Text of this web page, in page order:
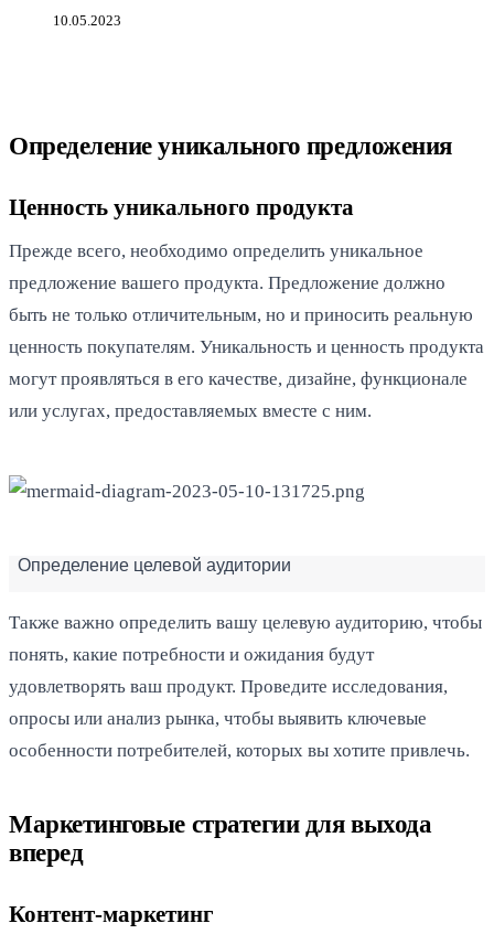
10.05.2023
Определение уникального предложения
Ценность уникального продукта
Прежде всего, необходимо определить уникальное
предложение вашего продукта. Предложение должно
быть не только отличительным, но и приносить реальную
ценность покупателям. Уникальность и ценность продукта
могут проявляться в его качестве, дизайне, функционале
или услугах, предоставляемых вместе с ним.
Определение целевой аудитории
Также важно определить вашу целевую аудиторию, чтобы
понять, какие потребности и ожидания будут
удовлетворять ваш продукт. Проведите исследования,
опросы или анализ рынка, чтобы выявить ключевые
особенности потребителей, которых вы хотите привлечь.
Маркетинговые стратегии для выхода
вперед
Контент-маркетинг